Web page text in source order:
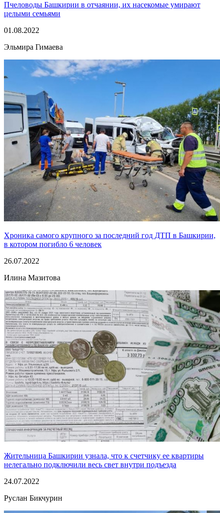
Пчеловоды Башкирии в отчаянии, их насекомые умирают
целыми семьями
01.08.2022
Эльмира Гимаева
Хроника самого крупного за последний год ДТП в Башкирии,
в котором погибло 6 человек
26.07.2022
Илина Мазитова
Жительница Башкирии узнала, что к счетчику ее квартиры
нелегально подключили весь свет внутри подъезда
24.07.2022
Руслан Бикчурин